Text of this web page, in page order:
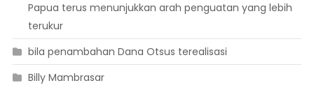
Papua terus menunjukkan arah penguatan yang lebih
terukur
bila penambahan Dana Otsus terealisasi
Billy Mambrasar